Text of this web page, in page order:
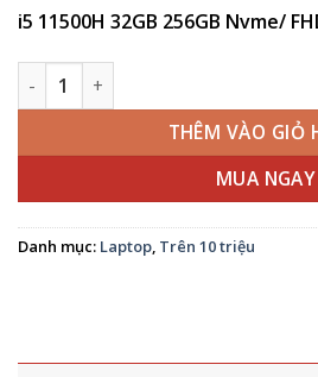
i5 11500H 32GB 256GB Nvme/
Dell Precision 7560 số lượng
THÊM VÀO GIỎ
MUA NGAY
Danh mục: Laptop, Trên 10 triệu